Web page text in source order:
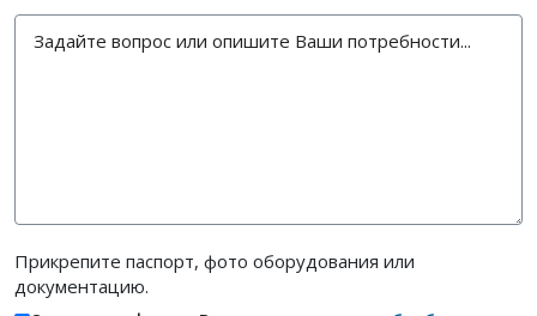
Прикрепите паспорт, фото оборудования или
документацию.